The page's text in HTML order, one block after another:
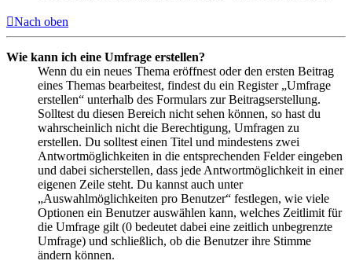
Nach oben
Wie kann ich eine Umfrage erstellen?
Wenn du ein neues Thema eröffnest oder den ersten Beitrag
eines Themas bearbeitest, findest du ein Register „Umfrage
erstellen“ unterhalb des Formulars zur Beitragserstellung.
Solltest du diesen Bereich nicht sehen können, so hast du
wahrscheinlich nicht die Berechtigung, Umfragen zu
erstellen. Du solltest einen Titel und mindestens zwei
Antwortmöglichkeiten in die entsprechenden Felder eingeben
und dabei sicherstellen, dass jede Antwortmöglichkeit in einer
eigenen Zeile steht. Du kannst auch unter
„Auswahlmöglichkeiten pro Benutzer“ festlegen, wie viele
Optionen ein Benutzer auswählen kann, welches Zeitlimit für
die Umfrage gilt (0 bedeutet dabei eine zeitlich unbegrenzte
Umfrage) und schließlich, ob die Benutzer ihre Stimme
ändern können.